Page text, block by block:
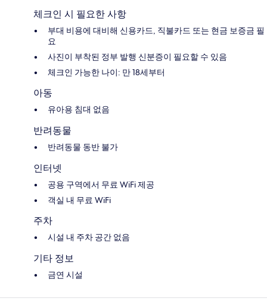
체크인 시 필요한 사항
부대 비용에 대비해 신용카드, 직불카드 또는 현금 보증금 필
요
사진이 부착된 정부 발행 신분증이 필요할 수 있음
체크인 가능한 나이: 만 18세부터
아동
유아용 침대 없음
반려동물
반려동물 동반 불가
인터넷
공용 구역에서 무료 WiFi 제공
객실 내 무료 WiFi
주차
시설 내 주차 공간 없음
기타 정보
금연 시설